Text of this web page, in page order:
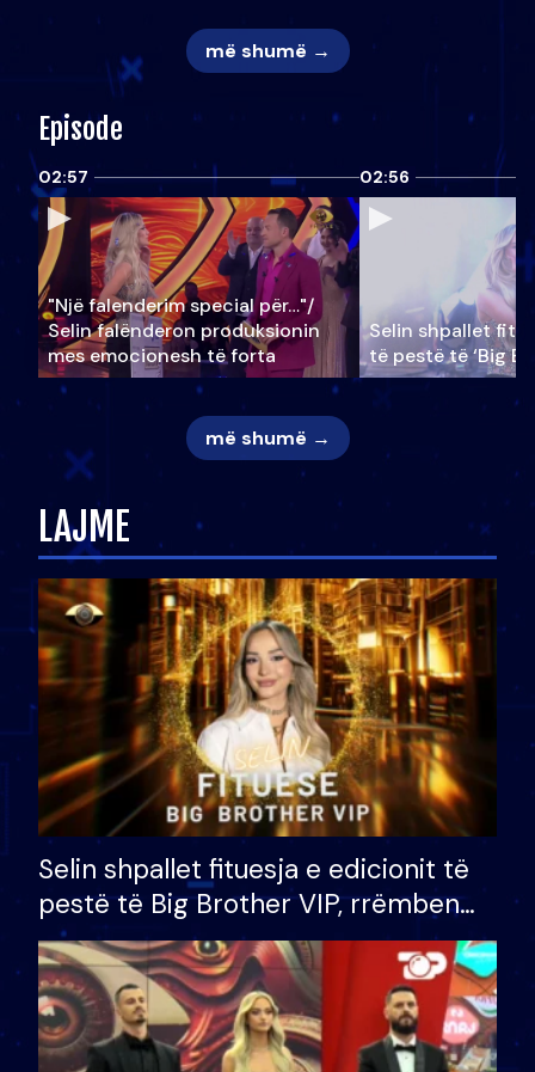
më shumë →
Episode
02:57
"Një falenderim special për…"/
Selin falënderon produksionin
mes emocionesh të forta
02:56
Selin shpallet
të pestë të ‘Big
më shumë →
LAJME
Selin shpallet fituesja e edicionit të
pestë të Big Brother VIP, rrëmben
çmimin e madh prej 100 mijë eurosh